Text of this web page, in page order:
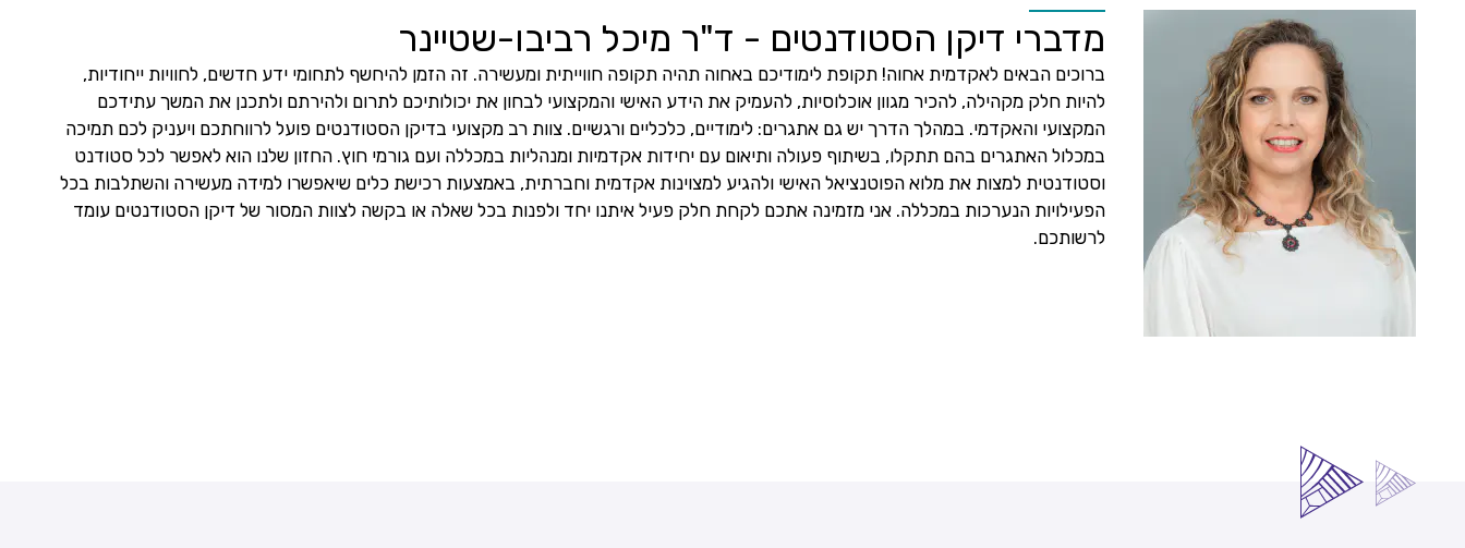
מדברי דיקן הסטודנטים - ד"ר מיכל רביבו-שטיינר
ברוכים הבאים לאקדמית אחוה! תקופת לימודיכם באחוה תהיה תקופה חווייתית ומעשירה. זה הזמן להיחשף לתחומי ידע חדשים, לחוויות ייחודיות,
להיות חלק מקהילה, להכיר מגוון אוכלוסיות, להעמיק את הידע האישי והמקצועי לבחון את יכולותיכם לתרום ולהירתם ולתכנן את המשך עתידכם
המקצועי והאקדמי. במהלך הדרך יש גם אתגרים: לימודיים, כלכליים ורגשיים. צוות רב מקצועי בדיקן הסטודנטים פועל לרווחתכם ויעניק לכם תמיכה
במכלול האתגרים בהם תתקלו, בשיתוף פעולה ותיאום עם יחידות אקדמיות ומנהליות במכללה ועם גורמי חוץ. החזון שלנו הוא לאפשר לכל סטודנט
וסטודנטית למצות את מלוא הפוטנציאל האישי ולהגיע למצוינות אקדמית וחברתית, באמצעות רכישת כלים שיאפשרו למידה מעשירה והשתלבות בכל
הפעילויות הנערכות במכללה. אני מזמינה אתכם לקחת חלק פעיל איתנו יחד ולפנות בכל שאלה או בקשה לצוות המסור של דיקן הסטודנטים עומד
לרשותכם.